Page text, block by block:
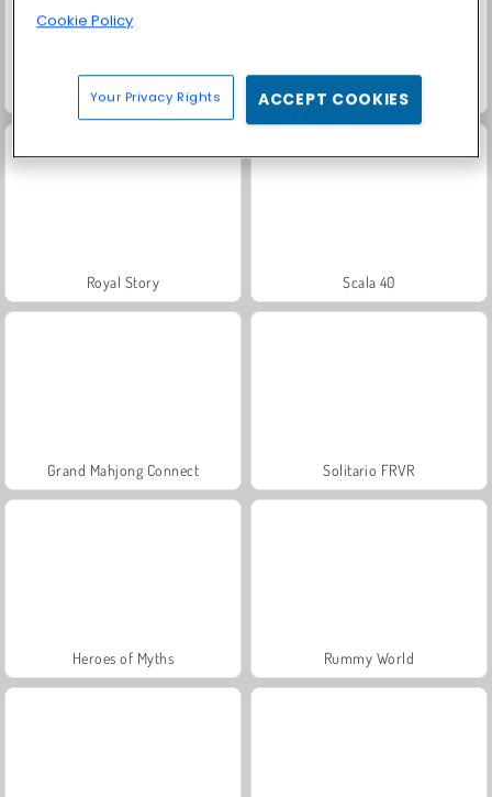
Jewel Garden Story Masha and the Bear: Meadows
Royal Story Scala 40
Grand Mahjong Connect Solitario FRVR
Heroes of Myths Rummy World
Cookie Policy
Your Privacy Rights ACCEPT COOKIES